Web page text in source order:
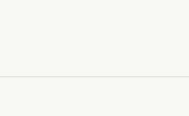
of voor
en uitrustingen voor